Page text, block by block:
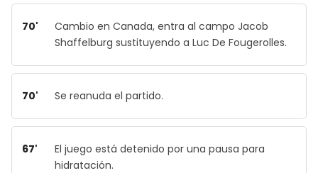
70'
Cambio en Canada, entra al campo Jacob
Shaffelburg sustituyendo a Luc De Fougerolles.
70' Se reanuda el partido.
67'
El juego está detenido por una pausa para
hidratación.